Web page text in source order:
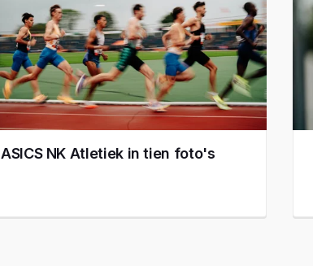
ASICS NK Atletiek in tien foto's